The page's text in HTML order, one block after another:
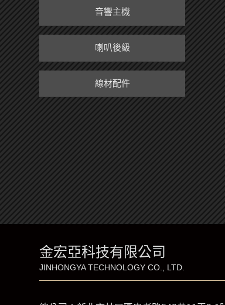
音響主機
喇叭後級
線材配件
金宏亞科技有限公司
JINHONGYA TECHNOLOGY CO., LTD.